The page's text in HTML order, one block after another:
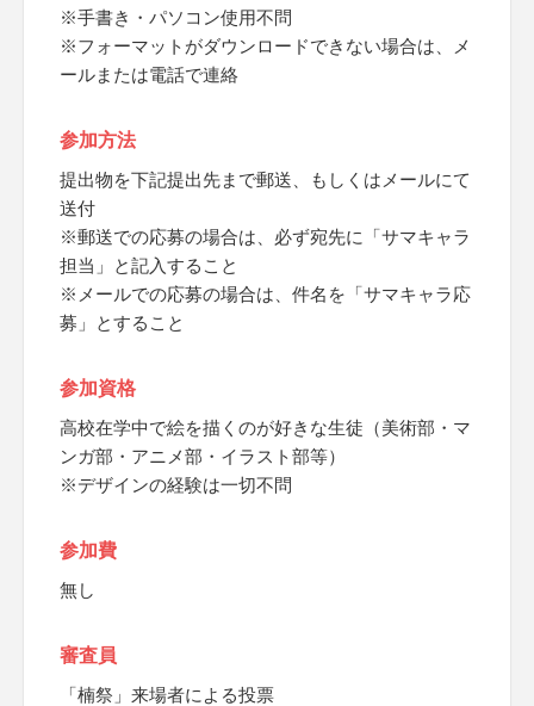
※手書き・パソコン使用不問
※フォーマットがダウンロードできない場合は、メ
ールまたは電話で連絡
参加方法
提出物を下記提出先まで郵送、もしくはメールにて
送付
※郵送での応募の場合は、必ず宛先に「サマキャラ
担当」と記入すること
※メールでの応募の場合は、件名を「サマキャラ応
募」とすること
参加資格
高校在学中で絵を描くのが好きな生徒（美術部・マ
ンガ部・アニメ部・イラスト部等）
※デザインの経験は一切不問
参加費
無し
審査員
「楠祭」来場者による投票